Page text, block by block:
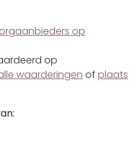
op
waarderingen of plaats